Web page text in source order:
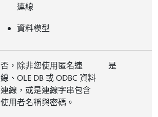
連線
資料模型
否，除非您使用匿名連
線、OLE DB 或 ODBC 資料
連線，或是連線字串包含
使用者名稱與密碼。
是